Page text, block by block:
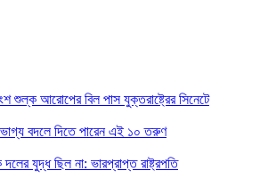
শুল্ক আরোপের বিল পাস যুক্তরাষ্ট্রের সিনেটে
ভাগ্য বদলে দিতে পারেন এই ১০ তরুণ
যুদ্ধ ছিল না: ভারপ্রাপ্ত রাষ্ট্রপতি